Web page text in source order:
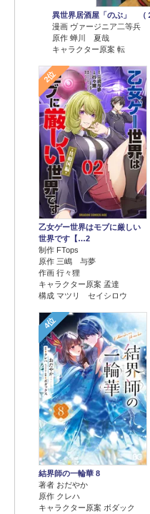
異世界居酒屋「のぶ」 （
漫画 ヴァージニア二等兵
原作 蝉川 夏哉
キャラクター原案 転
2位
乙女ゲー世界はモブに厳しい
世界です【…2
制作 FTops
原作 三嶋 与夢
作画 行々狸
キャラクター原案 孟達
構成 マツリ セイシロウ
4位
結界師の一輪華 8
著者 おだやか
原作 クレハ
キャラクター原案 ボダック